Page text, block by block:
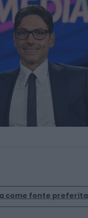
come fonte preferita